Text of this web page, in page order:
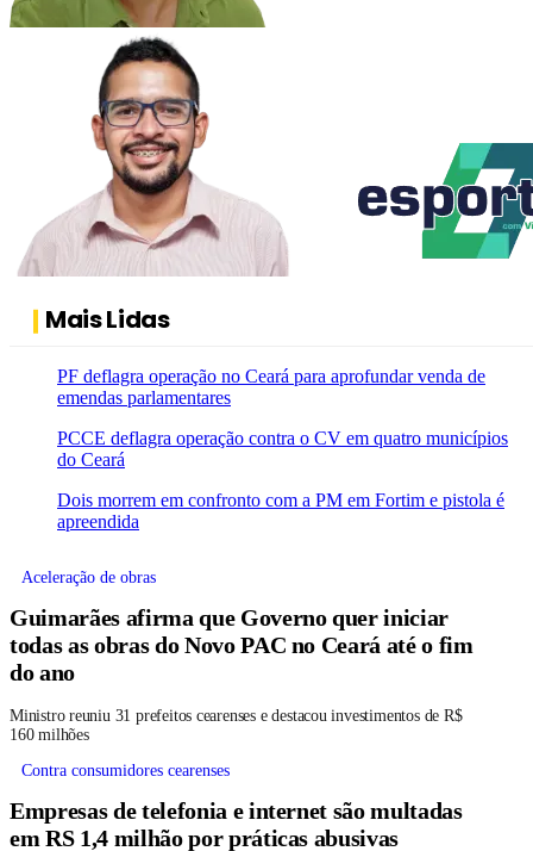
Mais Lidas
PF deflagra operação no Ceará para aprofundar venda de
emendas parlamentares
PCCE deflagra operação contra o CV em quatro municípios
do Ceará
Dois morrem em confronto com a PM em Fortim e pistola é
apreendida
Aceleração de obras
Guimarães afirma que Governo quer iniciar
todas as obras do Novo PAC no Ceará até o fim
do ano
Ministro reuniu 31 prefeitos cearenses e destacou investimentos de R$
160 milhões
Contra consumidores cearenses
Empresas de telefonia e internet são multadas
em RS 1,4 milhão por práticas abusivas